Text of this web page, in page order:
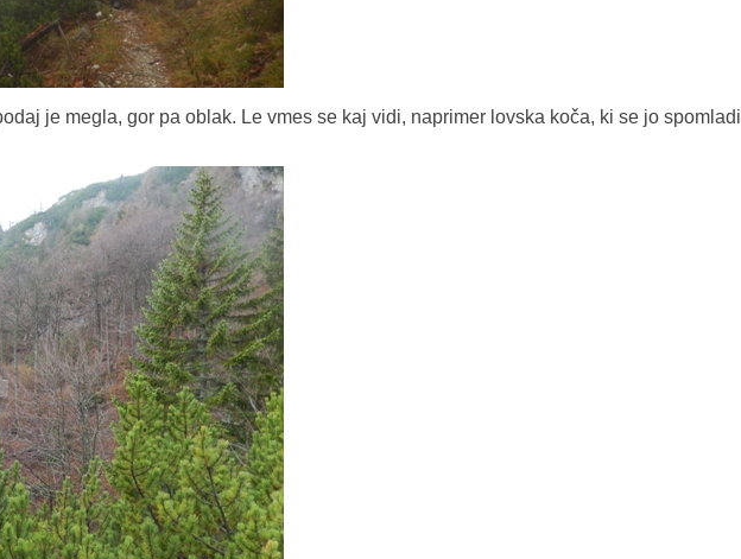
je megla, gor pa oblak. Le vmes se kaj vidi, naprimer lovska koča, ki se jo spomladi